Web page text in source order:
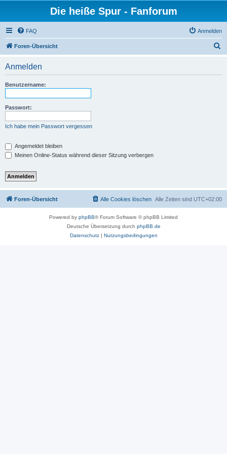
Die heiße Spur - Fanforum
FAQ Anmelden
Foren-Übersicht
Anmelden
Benutzername:
Passwort:
Ich habe mein Passwort vergessen
Angemeldet bleiben
Meinen Online-Status während dieser Sitzung verbergen
Foren-Übersicht Alle Zeiten sind UTC+02:00
Alle Cookies löschen
Powered by phpBB® Forum Software © phpBB Limited
Deutsche Übersetzung durch phpBB.de
Datenschutz| Nutzungsbedingungen